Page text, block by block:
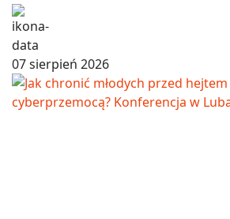
07 sierpień 2026